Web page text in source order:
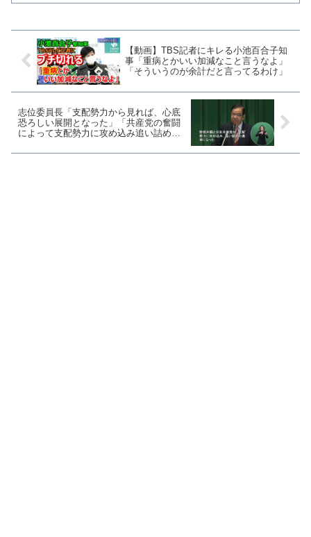
【動画】TBS記者にキレる小池百合子知
事「重病とかいい加減なこと言うなよ」
「そういうのが余計だと言ってるわけ」
志位委員長「支配勢力から見れば、心底
恐ろしい展開となった」「共産党の奮闘
によって支配勢力に攻め込み追い詰めた